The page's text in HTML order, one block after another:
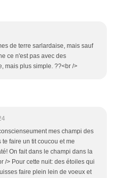
de terre sarlardaise, mais sauf
ce n'est pas avec des
mais plus simple. ??<br />
mes champi des
faire un tit coucou et me
On fait dans le champi dans la
/> Pour cette nuit: des étoiles qui
faire plein lein de voeux et